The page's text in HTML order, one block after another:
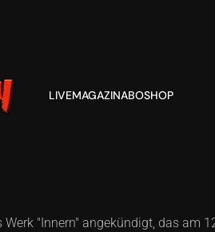
LIVEMAGAZINABOSHOP
"Innern" angekündigt, das am